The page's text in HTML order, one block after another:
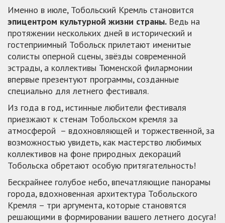
Именно в июле, Тобольский Кремль становится
эпицентром культурной жизни страны. Ведь на
протяжении нескольких дней в исторический и
гостеприимный Тобольск прилетают именитые
солисты оперной сцены, звёзды современной
эстрады, а коллективы Тюменской филармонии
впервые презентуют программы, созданные
специально для летнего фестиваля.
Из года в год, истинные любители фестиваля
приезжают к стенам Тобольском кремля за
атмосферой – вдохновляющей и торжественной, за
возможностью увидеть, как мастерство любимых
коллективов на фоне природных декораций
Тобольска обретают особую притягательность!
Бескрайнее голубое небо, впечатляющие панорамы
города, вдохновенная архитектура Тобольского
Кремля – три аргумента, которые становятся
решающими в формировании вашего летнего досуга!